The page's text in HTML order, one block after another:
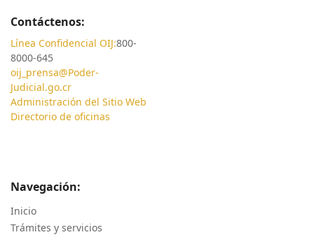
Contáctenos:
Línea Confidencial OIJ:800-
8000-645
oij_prensa@Poder-
Judicial.go.cr
Administración del Sitio Web
Directorio de oficinas
Navegación:
Inicio
Trámites y servicios